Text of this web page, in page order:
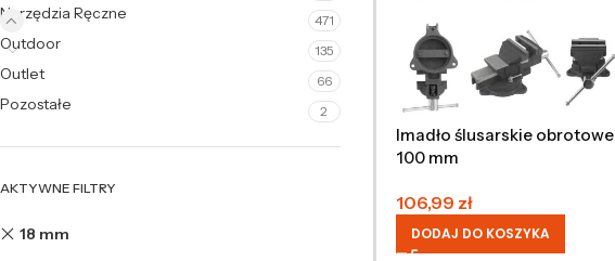
Narzędzia Ręczne 471
Outdoor 135
Outlet 66
Pozostałe 2
AKTYWNE FILTRY
18 mm
Imadło ślusarskie obrotowe
100 mm
106,99 zł
DODAJ DO KOSZYKA